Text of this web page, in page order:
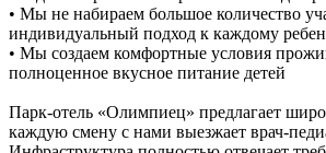
• Мы не набираем большое количество
индивидуальный подход к каждому
• Мы создаем комфортные условия
полноценное вкусное питание детей
Парк-отель «Олимпиец» предлагает
каждую смену с нами выезжает врач-